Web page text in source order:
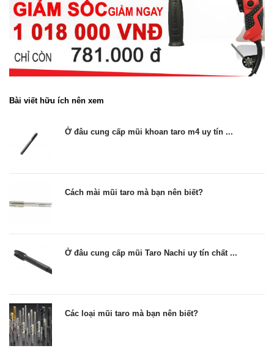
Bài viết hữu ích nên xem
Ở đâu cung cấp mũi khoan taro m4 uy tín ...
Cách mài mũi taro mà bạn nên biết?
Ở đâu cung cấp mũi Taro Nachi uy tín chất ...
Các loại mũi taro mà bạn nên biết?